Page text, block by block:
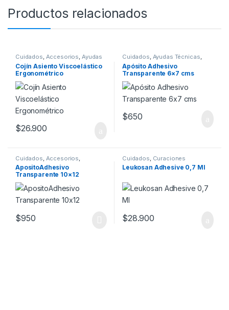
Productos relacionados
Cuidados, Accesorios, Ayudas
Técnicas , Kinesiología
Movilidad,Ortopedia,
Rehabilitación
Cojín Asiento Viscoelástico
Ergonométrico
$26.900
Cuidados, Ayudas Técnicas,
Insumos ,Vendajes
Apósito Adhesivo
Transparente 6×7 cms
$650
Cuidados Accesorios
Curaciones, Insumos
Ortopedia
ApositoAdhesivo
Transparente 10×12
$950
Cuidados Curaciones
Leukosan Adhesive 0,7 Ml
$28.900